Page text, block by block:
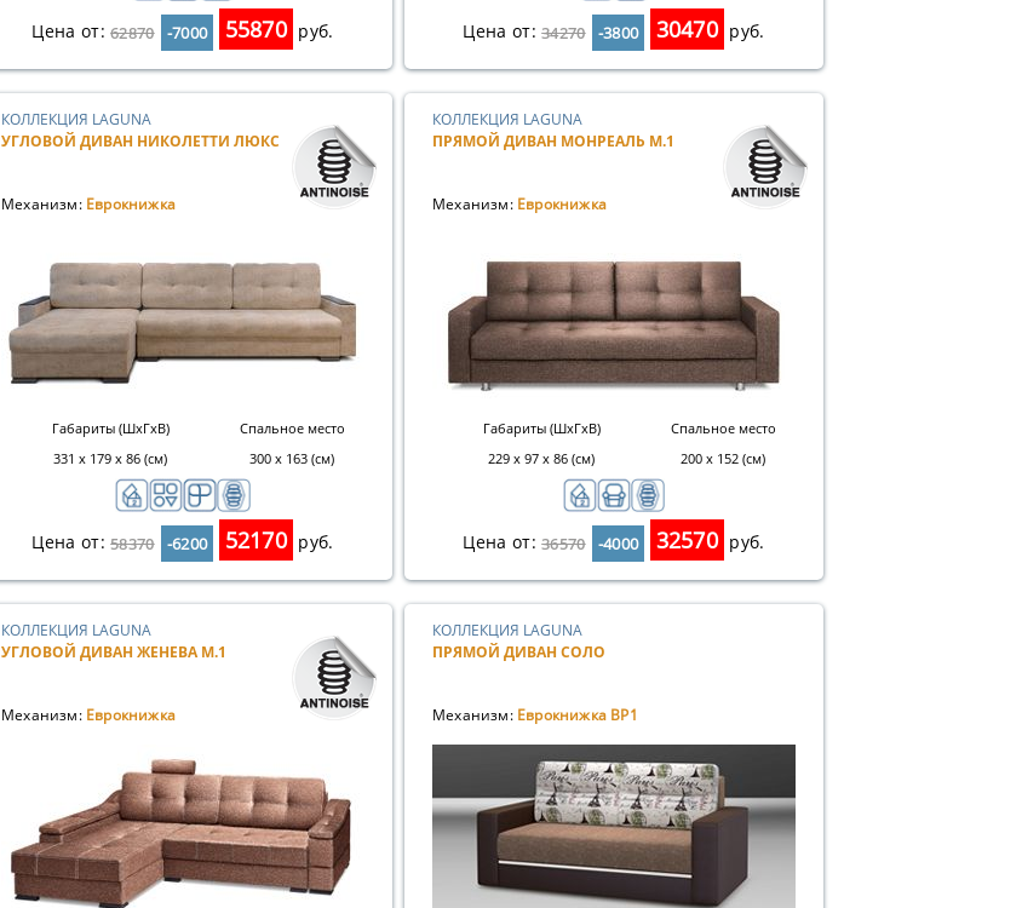
Цена от:62870 -7000 55870 руб. Цена от:34270 -3800 30470 руб.
КОЛЛЕКЦИЯ LAGUNA
УГЛОВОЙ ДИВАН НИКОЛЕТТИ ЛЮКС
Механизм: Еврокнижка
Габариты (ШхГхВ)
331 x 179 x 86 (см)
Спальное место
300 х 163 (см)
Цена от:58370 -6200 52170 руб.
КОЛЛЕКЦИЯ LAGUNA
ПРЯМОЙ ДИВАН МОНРЕАЛЬ М.1
Механизм: Еврокнижка
Габариты (ШхГхВ)
229 x 97 x 86 (см)
Спальное место
200 х 152 (см)
Цена от:36570 -4000 32570 руб.
КОЛЛЕКЦИЯ LAGUNA
УГЛОВОЙ ДИВАН ЖЕНЕВА М.1
Механизм: Еврокнижка
КОЛЛЕКЦИЯ LAGUNA
ПРЯМОЙ ДИВАН СОЛО
Механизм: Еврокнижка ВР1